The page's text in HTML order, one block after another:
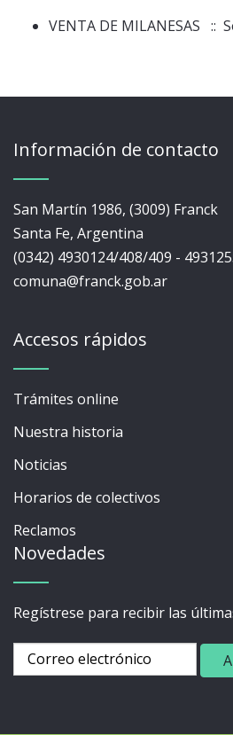
VENTA DE MILANESAS ::
Información de contacto
San Martín 1986, (3009) Franck
Santa Fe, Argentina
(0342) 4930124/408/409 -
comuna@franck.gob.ar
Accesos rápidos
Trámites online
Nuestra historia
Noticias
Horarios de colectivos
Reclamos
Novedades
Regístrese para recibir las